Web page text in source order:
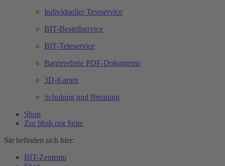
Individueller Textservice
BIT-Bestellservice
BIT-Teleservice
Barrierefreie PDF-Dokumente
3D-Karten
Schulung und Beratung
Shop
Zur bbsb.org Seite
Sie befinden sich hier:
BIT-Zentrum